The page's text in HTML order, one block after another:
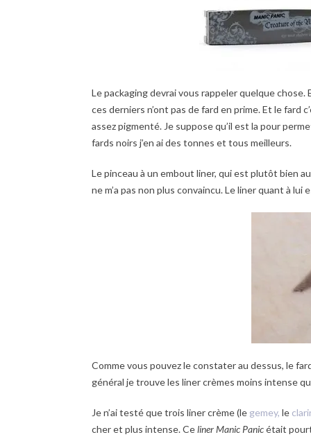
Le packaging devrai vous rappeler quelque
ces derniers n’ont pas de fard en prime. Et le fard
assez pigmenté. Je suppose qu’il est la pour
fards noirs j’en ai des tonnes et tous meilleurs.
Le pinceau à un embout liner, qui est plutôt bien
ne m’a pas non plus convaincu. Le liner quant à
Comme vous pouvez le constater au dessus, le
général je trouve les liner crèmes moins intense
Je n’ai testé que trois liner crème (le gemey, le
cher et plus intense. Celiner Manic Panicétait